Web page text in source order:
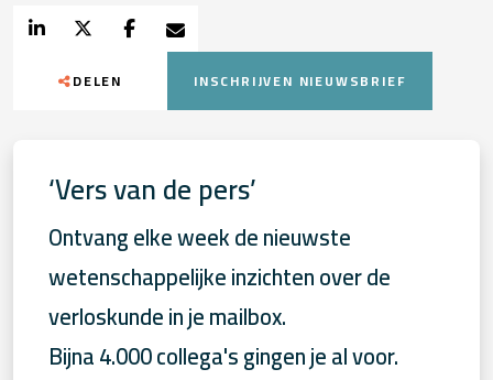
DELEN INSCHRIJVEN NIEUWSBRIEF
‘Vers van de pers’
Ontvang elke week de nieuwste
wetenschappelijke inzichten over de
verloskunde in je mailbox.
Bijna 4.000 collega's gingen je al voor.